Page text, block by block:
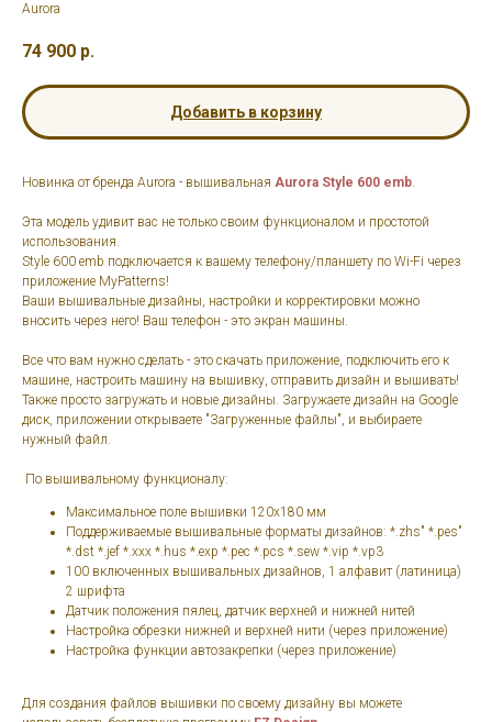
Aurora
74 900 р.
Добавить в корзину
Новинка от бренда Aurora - вышивальная Aurora Style 600 emb.
Эта модель удивит вас не только своим функционалом и простотой
использования.
Style 600 emb подключается к вашему телефону/планшету по Wi-Fi через
приложение MyPatterns!
Ваши вышивальные дизайны, настройки и корректировки можно
вносить через него! Ваш телефон - это экран машины.
Все что вам нужно сделать - это скачать приложение, подключить его к
машине, настроить машину на вышивку, отправить дизайн и вышивать!
Также просто загружать и новые дизайны. Загружаете дизайн на Google
диск, приложении открываете "Загруженные файлы", и выбираете
нужный файл.
По вышивальному функционалу:
Максимальное поле вышивки 120х180 мм
Поддерживаемые вышивальные форматы дизайнов: *.zhs" *.pes"
*.dst *.jef *.xxx *.hus *.exp *.pec *.pcs *.sew *.vip *.vp3
100 включенных вышивальных дизайнов, 1 алфавит (латиница)
2 шрифта
Датчик положения пялец, датчик верхней и нижней нитей
Настройка обрезки нижней и верхней нити (через приложение)
Настройка функции автозакрепки (через приложение)
Для создания файлов вышивки по своему дизайну вы можете